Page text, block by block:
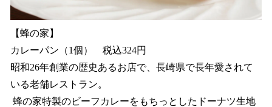
【蜂の家】
カレーパン（1個） 税込324円
昭和26年創業の歴史あるお店で、長崎県で長年愛されて
いる老舗レストラン。
蜂の家特製のビーフカレーをもちっとしたドーナツ生地